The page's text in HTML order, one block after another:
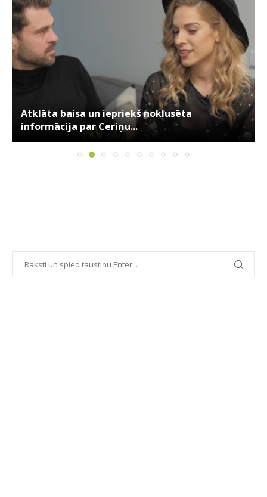
Atklāta baisa un iepriekš noklusēta
informācija par Ceriņu...